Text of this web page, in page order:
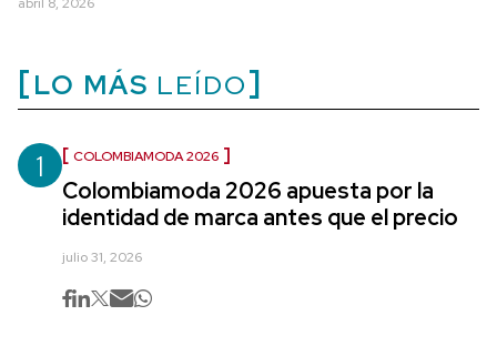
LO MÁS LEÍDO
1 COLOMBIAMODA 2026
Colombiamoda 2026 apuesta por la
identidad de marca antes que el precio
julio 31, 2026